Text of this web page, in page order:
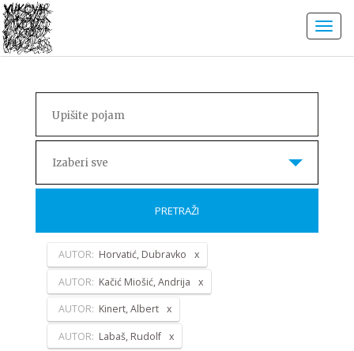
Izaberi sve
PRETRAŽI
AUTOR: Horvatić, Dubravko
AUTOR: Kačić Miošić, Andrija
AUTOR: Kinert, Albert
AUTOR: Labaš, Rudolf